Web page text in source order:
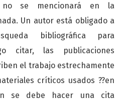
se mencionará en la
Un autor está obligado a
bibliográfica para
citar, las publicaciones
el trabajo estrechamente
críticos usados ??en
se debe hacer una cita